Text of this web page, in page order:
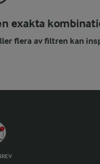
exakta
flera av filtren kan